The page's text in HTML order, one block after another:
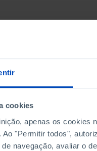
cookies
apenas os cookies
"Permitir todos",
navegação, avaliar o